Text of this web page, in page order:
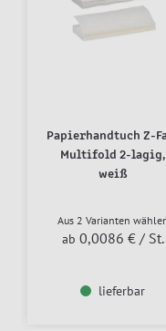
Papierhandtuch Z-
Multifold 2-lagig,
weiß
Aus 2 Varianten
ab 0,0086 € / St.
lieferbar